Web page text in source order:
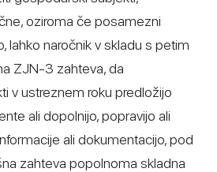
oziroma če posamezni
lahko naročnik v skladu s petim
ZJN-3 zahteva, da
v ustreznem roku predložijo
ali dopolnijo, popravijo ali
ali dokumentacijo, pod
zahteva popolnoma skladna